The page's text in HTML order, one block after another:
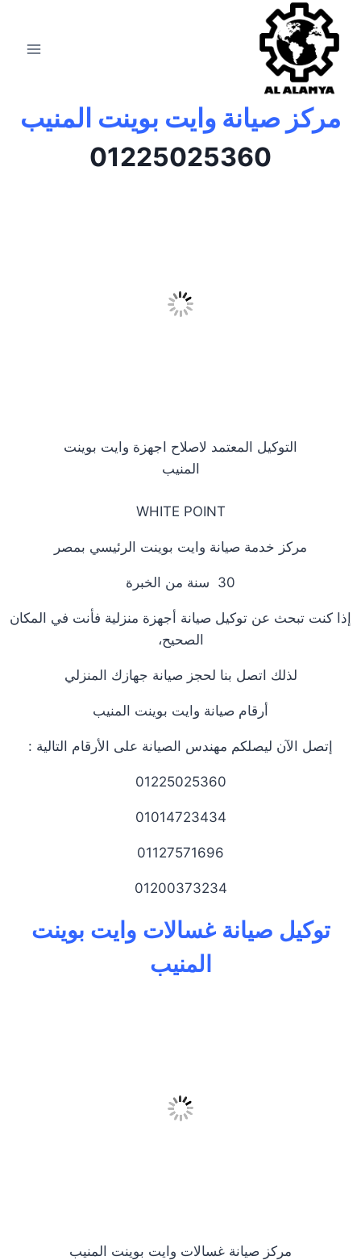
مركز صيانة وايت بوينت المنيب
01225025360
التوكيل المعتمد لاصلاح اجهزة وايت بوينت
المنيب
WHITE POINT
مركز خدمة صيانة وايت بوينت الرئيسي بمصر
30 سنة من الخبرة
إذا كنت تبحث عن توكيل صيانة أجهزة منزلية فأنت في المكان
الصحيح،
لذلك اتصل بنا لحجز صيانة جهازك المنزلي
أرقام صيانة وايت بوينت المنيب
إتصل الآن ليصلكم مهندس الصيانة على الأرقام التالية :
01225025360
01014723434
01127571696
01200373234
توكيل صيانة غسالات وايت بوينت
المنيب
مركز صيانة غسالات وايت بوينت المنيب